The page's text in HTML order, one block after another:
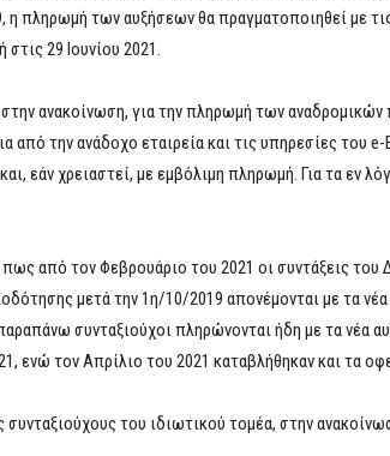
η πληρωμή των αυξήσεων θα πραγματοποιηθεί με
στις 29 Ιουνίου 2021.
ανακοίνωση, για την πληρωμή των αναδρομικών
από την ανάδοχο εταιρεία και τις υπηρεσίες του
εάν χρειαστεί, με εμβόλιμη πληρωμή. Για τα εν
πως από τον Φεβρουάριο του 2021 οι συντάξεις
μετά την 1η/10/2019 απονέμονται με τα
συνταξιούχοι πληρώνονται ήδη με τα νέα
ενώ τον Απρίλιο του 2021 καταβλήθηκαν και τα
του ιδιωτικού τομέα, στην